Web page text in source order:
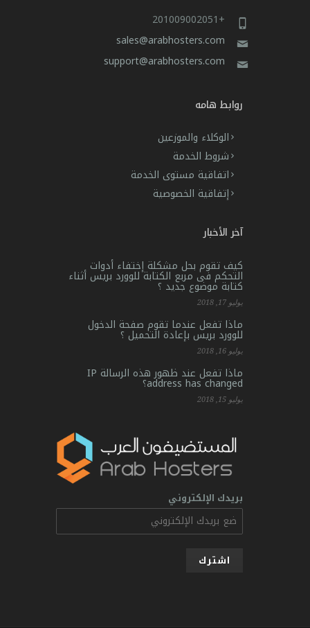
+201009002051
sales@arabhosters.com
support@arabhosters.com
روابط هامه
الوكلاء والموزعين
شروط الخدمة
اتفاقية مستوى الخدمة
إتفاقية الخصوصية
آخر الأخبار
كيف تقوم بحل مشكلة إختفاء أدوات
التحكم فى مربع الكتابة للوورد بريس أثناء
كتابة موضوع جديد ؟
يوليو 17, 2018
ماذا تفعل عندما تقوم صفحة الدخول
للوورد بريس بإعادة التحميل ؟
يوليو 16, 2018
ماذا تفعل عند ظهور هذه الرسالة IP
address has changed؟
يوليو 15, 2018
بريدك الإلكتروني